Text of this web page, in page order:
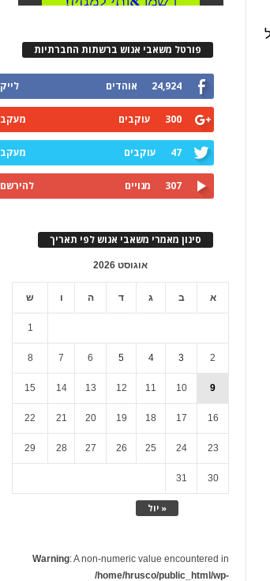
פורטל משאבי אנוש ברשתות החברתיות
24,924 אוהדים לייק
300 עוקבים מעקב
47 עוקבים מעקב
307 מנויים להירשם
סינון מאמרי משאבי אנוש לפי תאריך
אוגוסט 2026
א ב ג ד ה ו ש
« יול
1
2
3
4
5
6
7
8
9
10
11
12
13
14
15
16
17
18
19
20
21
22
23
24
25
26
27
28
29
30
31
Warning: A non-numeric value encountered in
/home/hrusco/public_html/wp-